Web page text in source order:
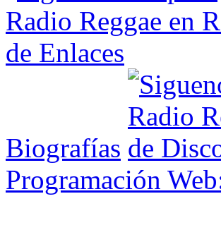
Biografías
Programación